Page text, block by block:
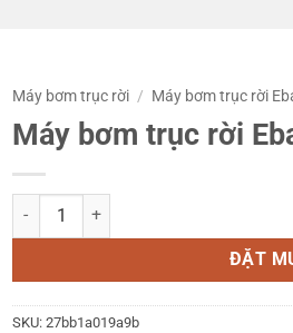
Máy bơm trục rời / Máy bơm trục rời
Máy bơm trục rời
Máy bơm trục rời Ebara 150X125
ĐẶT
SKU: 27bb1a019a9b